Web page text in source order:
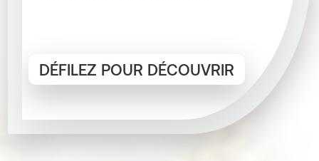
DÉFILEZ POUR DÉCOUVRIR